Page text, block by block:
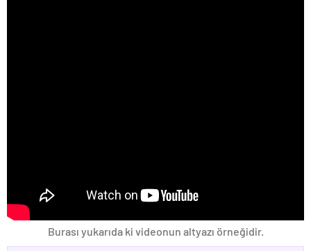
Burası yukarıda ki videonun altyazı örneğidir.